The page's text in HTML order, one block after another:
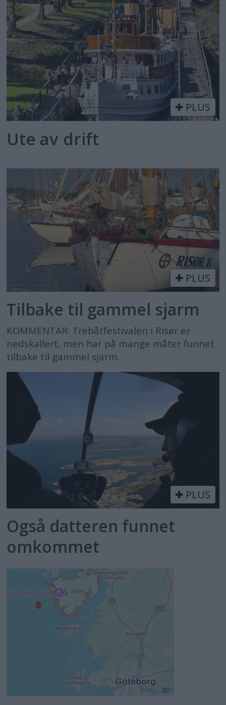
PLUS
Ute av drift
PLUS
Tilbake til gammel sjarm
KOMMENTAR: Trebåtfestivalen i Risør er
nedskallert, men har på mange måter funnet
tilbake til gammel sjarm.
PLUS
Også datteren funnet
omkommet